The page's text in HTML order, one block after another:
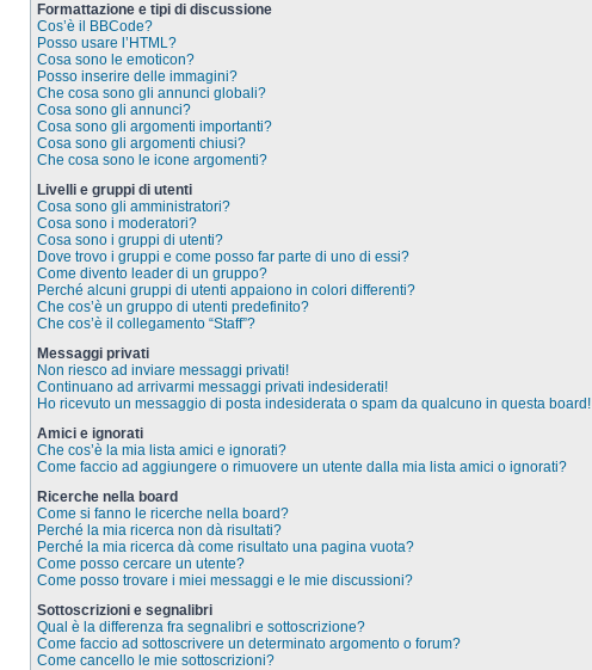
Formattazione e tipi di discussione
Cos’è il BBCode?
Posso usare l’HTML?
Cosa sono le emoticon?
Posso inserire delle immagini?
Che cosa sono gli annunci globali?
Cosa sono gli annunci?
Cosa sono gli argomenti importanti?
Cosa sono gli argomenti chiusi?
Che cosa sono le icone argomenti?
Livelli e gruppi di utenti
Cosa sono gli amministratori?
Cosa sono i moderatori?
Cosa sono i gruppi di utenti?
Dove trovo i gruppi e come posso far parte di uno di essi?
Come divento leader di un gruppo?
Perché alcuni gruppi di utenti appaiono in colori differenti?
Che cos’è un gruppo di utenti predefinito?
Che cos’è il collegamento “Staff”?
Messaggi privati
Non riesco ad inviare messaggi privati!
Continuano ad arrivarmi messaggi privati indesiderati!
Ho ricevuto un messaggio di posta indesiderata o spam da qualcuno in questa board!
Amici e ignorati
Che cos’è la mia lista amici e ignorati?
Come faccio ad aggiungere o rimuovere un utente dalla mia lista amici o ignorati?
Ricerche nella board
Come si fanno le ricerche nella board?
Perché la mia ricerca non dà risultati?
Perché la mia ricerca dà come risultato una pagina vuota?
Come posso cercare un utente?
Come posso trovare i miei messaggi e le mie discussioni?
Sottoscrizioni e segnalibri
Qual è la differenza fra segnalibri e sottoscrizione?
Come faccio ad sottoscrivere un determinato argomento o forum?
Come cancello le mie sottoscrizioni?